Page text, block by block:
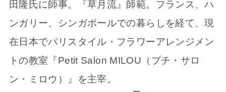
田隆氏に師事。『草月流』師範。フランス、ハ
ンガリー、シンガポールでの暮らしを経て、現
在日本でパリスタイル・フラワーアレンジメン
トの教室『Petit Salon MILOU（プチ・サロ
ン・ミロウ）』を主宰。